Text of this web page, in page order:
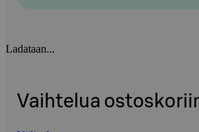
Ladataan...
Vaihtelua